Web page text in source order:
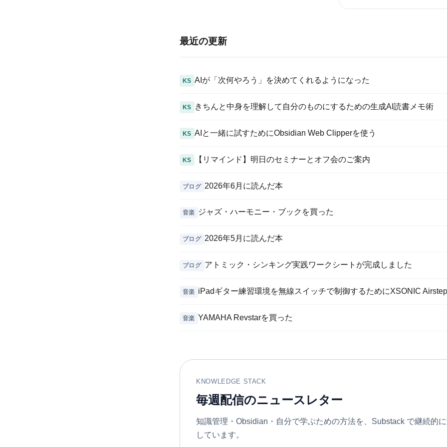
最近の更新
KS AIが「次何やろう」を決めてくれるようになった
KS きちんと中身を理解して自分のものにするための生成AI読書メモ術
KS AIと一緒に試すためにObsidian Web Clipperを使う
KS 【リマインド】明日のセミナーとオフ会のご案内
ブログ 2026年6月に読んだ本
音楽 ジャズ・ハーモニー・ブックを買った
ブログ 2026年5月に読んだ本
ブログ アトミック・シンキング実践ワークシートが完成しました
音楽 iPadギター練習環境を無線スイッチで制御するためにXSONIC
音楽 YAMAHA Revstarを買った
KNOWLEDGE STACK
毎週配信のニュースレター
知識管理・Obsidian・自分で学ぶための方法を、Substack で継続的に
しています。